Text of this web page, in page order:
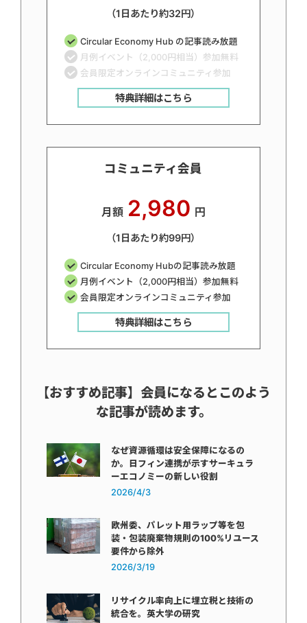
（1日あたり約32円）
Circular Economy Hub の記事読み放題
月例イベント（2,000円相当）参加無料
会員限定オンラインコミュニティ参加
特典詳細はこちら
コミュニティ会員
月額 2,980 円
（1日あたり約99円）
Circular Economy Hubの記事読み放題
月例イベント（2,000円相当）参加無料
会員限定オンラインコミュニティ参加
特典詳細はこちら
【おすすめ記事】会員になるとこのよう
な記事が読めます。
なぜ資源循環は安全保障になるの
か。日フィン連携が示すサーキュラ
ーエコノミーの新しい役割
2026/4/3
欧州委、パレット用ラップ等を包
装・包装廃棄物規則の100%リユース
要件から除外
2026/3/19
リサイクル率向上に埋立税と技術の
統合を。英大学の研究